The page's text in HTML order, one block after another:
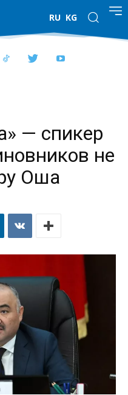
RU KG
— спикер
не
Оша